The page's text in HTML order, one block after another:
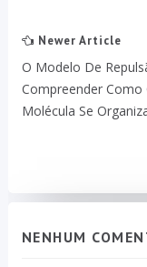
Newer Article
O Modelo De
Compreender
Molécula Se
NENHUM